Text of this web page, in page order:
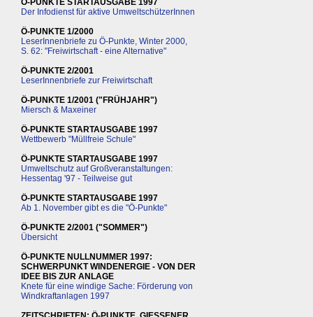
Ö-PUNKTE STARTAUSGABE 1997
Der Infodienst für aktive UmweltschützerInnen
Ö-PUNKTE 1/2000
LeserInnenbriefe zu Ö-Punkte, Winter 2000,
S. 62: "Freiwirtschaft - eine Alternative"
Ö-PUNKTE 2/2001
LeserInnenbriefe zur Freiwirtschaft
Ö-PUNKTE 1/2001 ("FRÜHJAHR")
Miersch & Maxeiner
Ö-PUNKTE STARTAUSGABE 1997
Wettbewerb "Müllfreie Schule"
Ö-PUNKTE STARTAUSGABE 1997
Umweltschutz auf Großveranstaltungen:
Hessentag '97 - Teilweise gut
Ö-PUNKTE STARTAUSGABE 1997
Ab 1. November gibt es die "Ö-Punkte"
Ö-PUNKTE 2/2001 ("SOMMER")
Übersicht
Ö-PUNKTE NULLNUMMER 1997:
SCHWERPUNKT WINDENERGIE - VON DER
IDEE BIS ZUR ANLAGE
Knete für eine windige Sache: Förderung von
Windkraftanlagen 1997